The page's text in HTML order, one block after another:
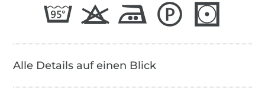
Alle Details auf einen Blick